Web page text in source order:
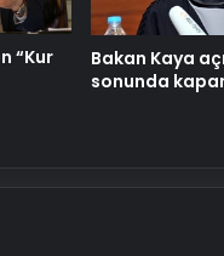
“Kur
Bakan Kaya
sonunda